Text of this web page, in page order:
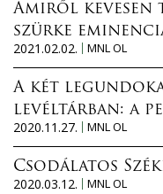
Amiről kevesen
szürke
2021.02.02.
MNL OL
A két
levéltárban: a
2020.11.27.
MNL OL
Csodálatos
2020.03.12.
MNL OL